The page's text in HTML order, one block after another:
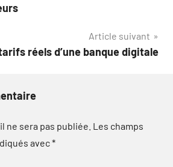
Article suivant
réels d’une banque digitale
ne sera pas publiée. Les champs
avec*